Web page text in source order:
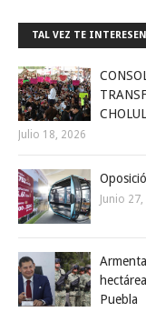
TAL VEZ TE
Julio 18, 2026
Junio
Puebla